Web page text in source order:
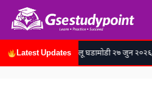
Skip
contentLatest Updates
रोजच्या चालू घडामोडी २७ जुन २०२६